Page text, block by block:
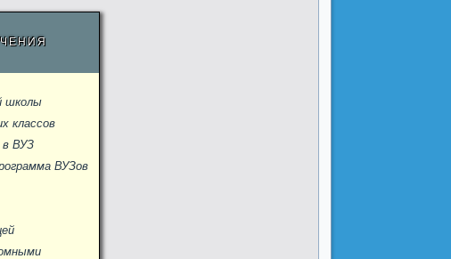
школы
классов
в ВУЗ
ВУЗов